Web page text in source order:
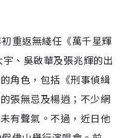
重返無綫任《萬千星輝
、吳啟華及張兆輝的出
角色，包括《刑事偵緝
張無忌及楊逍；不少網
有聲氣。不過，近日他